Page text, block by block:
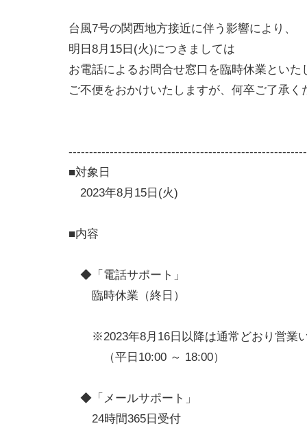
台風7号の関西地方接近に伴う影響により、
明日8月15日(火)につきましては
お電話によるお問合せ窓口を臨時休業といた
ご不便をおかけいたしますが、何卒ご了承く
■対象日
2023年8月15日(火)
■内容
◆「電話サポート」
臨時休業（終日）
※2023年8月16日以降は通常どおり営業
（平日10:00 ～ 18:00）
◆「メールサポート」
24時間365日受付